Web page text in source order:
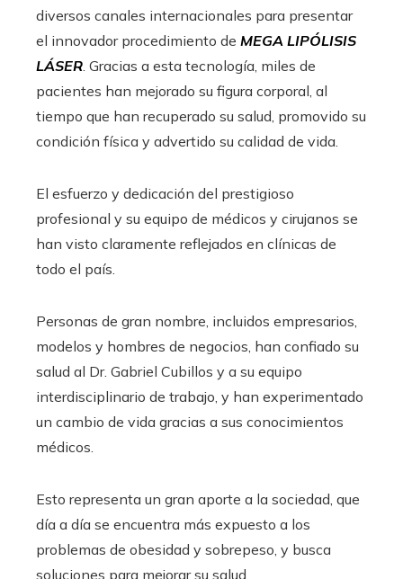
diversos canales internacionales para presentar
el innovador procedimiento de MEGA LIPÓLISIS
LÁSER . Gracias a esta tecnología, miles de
pacientes han mejorado su figura corporal, al
tiempo que han recuperado su salud, promovido su
condición física y advertido su calidad de vida.
El esfuerzo y dedicación del prestigioso
profesional y su equipo de médicos y cirujanos se
han visto claramente reflejados en clínicas de
todo el país.
Personas de gran nombre, incluidos empresarios,
modelos y hombres de negocios, han confiado su
salud al Dr. Gabriel Cubillos y a su equipo
interdisciplinario de trabajo, y han experimentado
un cambio de vida gracias a sus conocimientos
médicos.
Esto representa un gran aporte a la sociedad, que
día a día se encuentra más expuesto a los
problemas de obesidad y sobrepeso, y busca
soluciones para mejorar su salud.